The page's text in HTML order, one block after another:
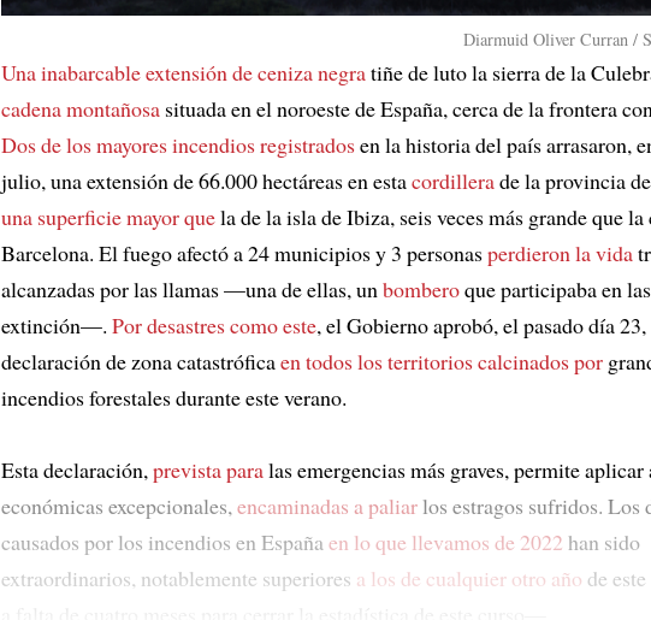
Diarmuid Oliver Curran /
Una inabarcable extensión de ceniza negratiñe de luto la sierra de la
cadena montañosa situada en el noroeste de España, cerca de la frontera
Dos de los mayores incendios registradosen la historia del país arrasaron,
julio, una extensión de 66.000 hectáreas en estacordillerade la provincia
una superficie mayor quela de la isla de Ibiza, seis veces más grande que
Barcelona. El fuego afectó a 24 municipios y 3 personasperdieron la vida
alcanzadas por las llamas —una de ellas, un bomberoque participaba en
extinción—. Por desastres como este, el Gobierno aprobó, el pasado día
declaración de zona catastróficaen todos los territorios calcinados por
incendios forestales durante este verano.
Esta declaración, prevista paralas emergencias más graves, permite aplicar
económicas excepcionales, encaminadas a paliarlos estragos sufridos. Los
causados por los incendios en España en lo que llevamos de 2022 han sido
extraordinarios, notablemente superiores a los de cualquier otro año de